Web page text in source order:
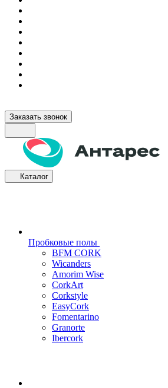
Заказать звонок
Каталог
Пробковые полы
BFM CORK
Wicanders
Amorim Wise
CorkArt
Corkstyle
EasyCork
Fomentarino
Granorte
Ibercork